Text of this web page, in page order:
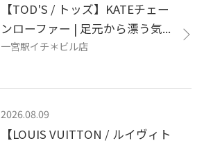
【TOD'S / トッズ】KATEチェー
ンローファー | 足元から漂う気...
一宮駅イチ＊ビル店
2026.08.09
【LOUIS VUITTON / ルイヴィト